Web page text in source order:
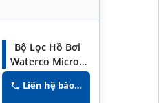
Bộ Lọc Hồ Bơi
Waterco Micron
Chính Hãng –
Hiệu Suất Lọc
Liên hệ báo giá